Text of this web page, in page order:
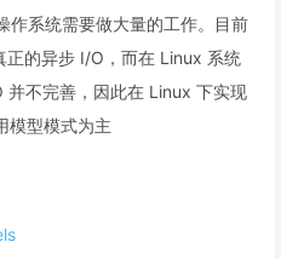
作系统需要做大量的工作。目前
的异步 I/O，而在 Linux 系统
不完善，因此在 Linux 下实现
模型模式为主